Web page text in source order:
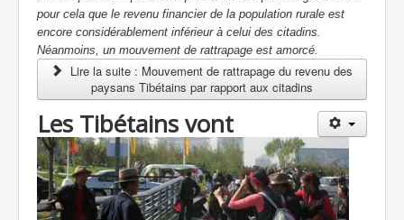
pour cela que le revenu financier de la population rurale est
encore considérablement inférieur à celui des citadins.
Néanmoins, un mouvement de rattrapage est amorcé.
Lire la suite : Mouvement de rattrapage du revenu des
paysans Tibétains par rapport aux citadins
Les Tibétains vont